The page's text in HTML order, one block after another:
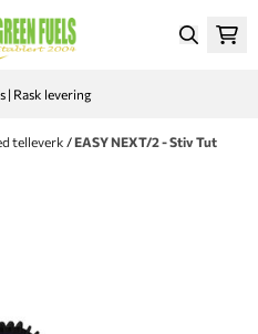
| Rask levering
telleverk /EASY NEXT/2 - Stiv Tut